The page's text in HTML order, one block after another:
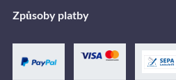
Způsoby platby